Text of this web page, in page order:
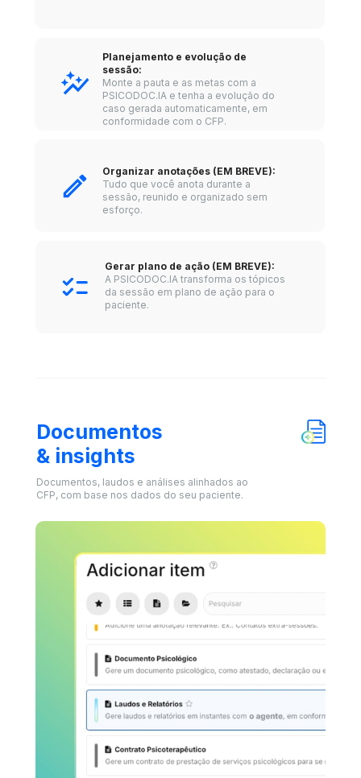
Planejamento e evolução de
sessão:
Monte a pauta e as metas com a
PSICODOC.IA e tenha a evolução do
caso gerada automaticamente, em
conformidade com o CFP.
Tudo que você anota durante a
sessão, reunido e organizado sem
esforço.
Gerar plano de ação (EM BREVE):
A PSICODOC.IA transforma os tópicos
da sessão em plano de ação para o
paciente.
Documentos
& insights
Documentos, laudos e análises alinhados ao
CFP, com base nos dados do seu paciente.